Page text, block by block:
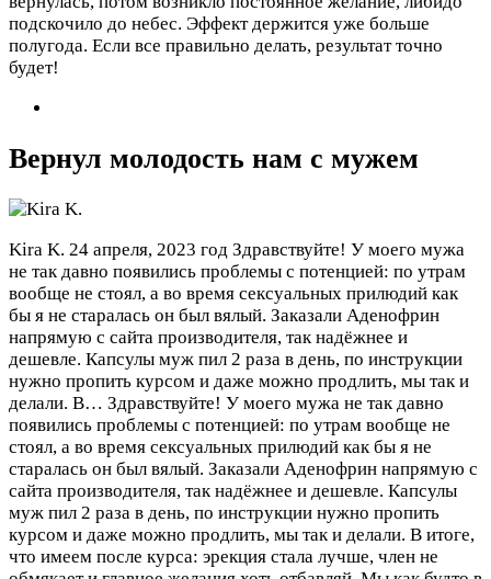
подскочило до небес. Эффект держится уже больше
полугода. Если все правильно делать, результат точно
будет!
Вернул молодость нам с мужем
Kira K. 24 апреля, 2023 год Здравствуйте! У моего мужа
не так давно появились проблемы с потенцией: по утрам
вообще не стоял, а во время сексуальных прилюдий как
бы я не старалась он был вялый. Заказали Аденофрин
напрямую с сайта производителя, так надёжнее и
дешевле. Капсулы муж пил 2 раза в день, по инструкции
нужно пропить курсом и даже можно продлить, мы так и
делали. В… Здравствуйте! У моего мужа не так давно
появились проблемы с потенцией: по утрам вообще не
стоял, а во время сексуальных прилюдий как бы я не
старалась он был вялый. Заказали Аденофрин напрямую с
сайта производителя, так надёжнее и дешевле. Капсулы
муж пил 2 раза в день, по инструкции нужно пропить
курсом и даже можно продлить, мы так и делали. В итоге,
что имеем после курса: эрекция стала лучше, член не